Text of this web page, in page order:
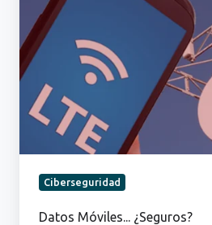
Ciberseguridad
Datos Móviles... ¿Seguros?